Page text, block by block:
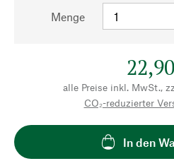
Menge
alle Preise inkl. MwSt.,
CO₂-reduzierter
In den